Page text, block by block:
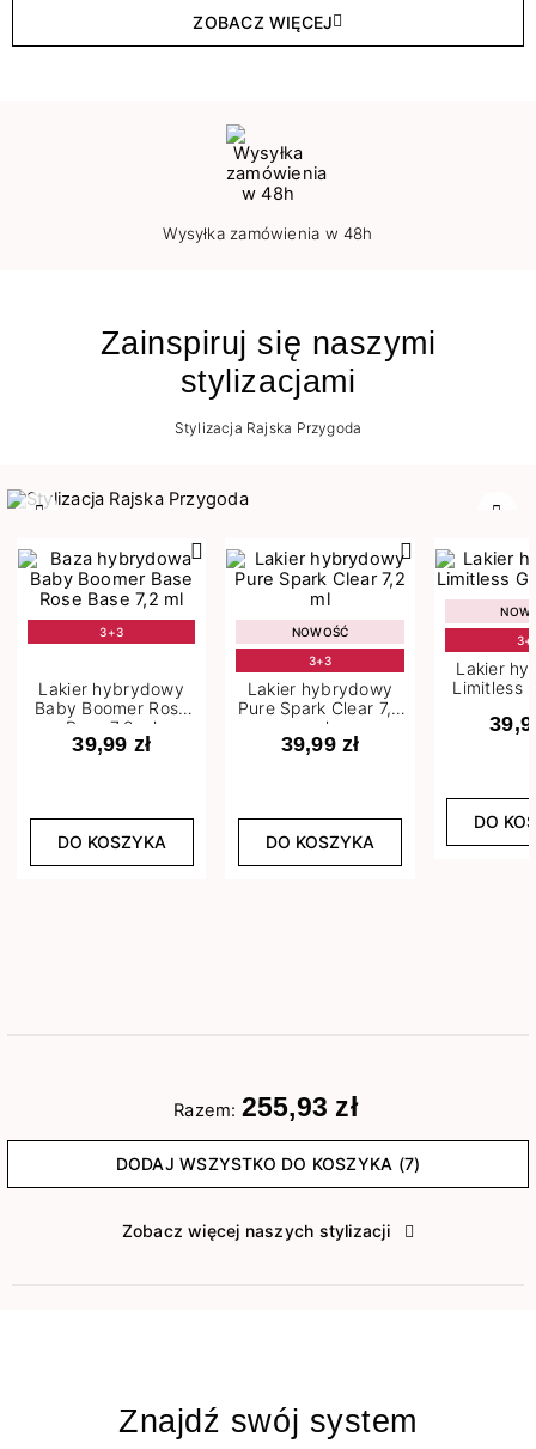
ZOBACZ WIĘCEJ
Wysyłka zamówienia w 48h
Zainspiruj się naszymi
stylizacjami
Stylizacja Rajska Przygoda
3+3
Lakier hybrydowy
Baby Boomer Rose
Base 7,2 ml
39,99 zł
DO KOSZYKA
NOWOŚĆ
3+3
Lakier hybrydowy
Pure Spark Clear 7,2
ml
39,99 zł
DO KOSZYKA
Lakier
Limitless
DO
Razem: 255,93 zł
DODAJ WSZYSTKO DO KOSZYKA (7)
Zobacz więcej naszych stylizacji
Znajdź swój system